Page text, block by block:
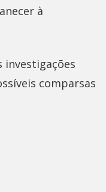
à
investigações
comparsas